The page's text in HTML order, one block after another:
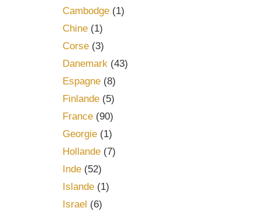
Cambodge(1)
Chine(1)
Corse(3)
Danemark(43)
Espagne(8)
Finlande(5)
France(90)
Georgie(1)
Hollande(7)
Inde(52)
Islande(1)
Israel (6)